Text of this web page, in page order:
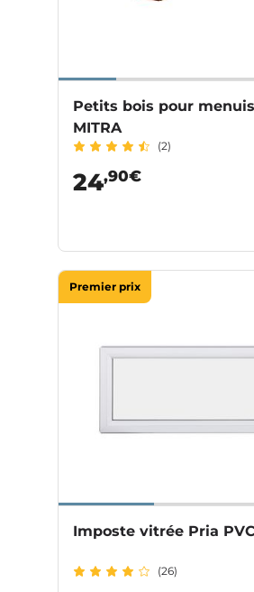
Petits bois pour
MITRA
(2)
24,90€
Premier prix
Imposte vitrée Pria PVC
(26)